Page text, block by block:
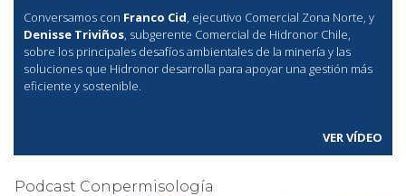
Conversamos con Franco Cid, ejecutivo Comercial Zona Norte, y
Denisse Triviños, subgerente Comercial de Hidronor Chile,
sobre los principales desafíos ambientales de la minería y las
soluciones que Hidronor desarrolla para apoyar una gestión más
eficiente y sostenible.
VER VÍDEO
Podcast Conpermisología